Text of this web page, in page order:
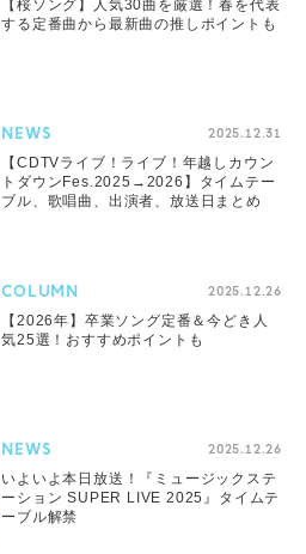
【桜ソング】人気30曲を厳選！春を代表
する定番曲から最新曲の推しポイントも
NEWS 2025.12.31
【CDTVライブ！ライブ！年越しカウン
トダウンFes.2025→2026】タイムテー
ブル、歌唱曲、出演者、放送日まとめ
COLUMN 2025.12.26
【2026年】卒業ソング定番＆今どき人
気25選！おすすめポイントも
NEWS 2025.12.26
いよいよ本日放送！『ミュージックステ
ーション SUPER LIVE 2025』タイムテ
ーブル解禁